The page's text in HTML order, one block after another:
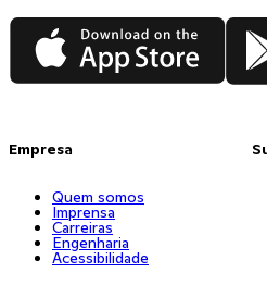
App Store
Empresa
Quem somos
Imprensa
Carreiras
Engenharia
Acessibilidade